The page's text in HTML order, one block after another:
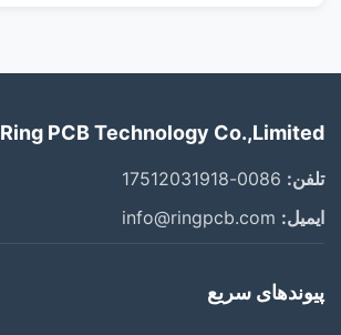
Ring PCB Technology Co.,Limited
تلفن:
ایمیل:
پیوندهای سریع